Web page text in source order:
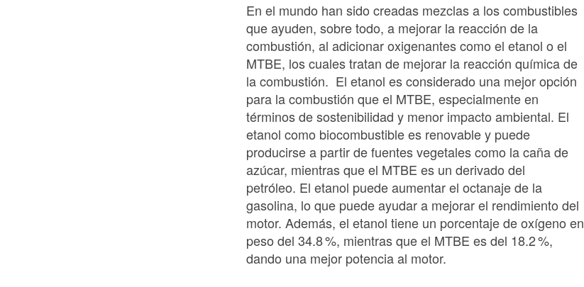
En el mundo han sido creadas mezclas a los combustibles
que ayuden, sobre todo, a mejorar la reacción de la
combustión, al adicionar oxigenantes como el etanol o el
MTBE, los cuales tratan de mejorar la reacción química de
la combustión. El etanol es considerado una mejor opción
para la combustión que el MTBE, especialmente en
términos de sostenibilidad y menor impacto ambiental. El
etanol como biocombustible es renovable y puede
producirse a partir de fuentes vegetales como la caña de
azúcar, mientras que el MTBE es un derivado del
petróleo. El etanol puede aumentar el octanaje de la
gasolina, lo que puede ayudar a mejorar el rendimiento del
motor. Además, el etanol tiene un porcentaje de oxígeno en
peso del 34.8 %, mientras que el MTBE es del 18.2 %,
dando una mejor potencia al motor.